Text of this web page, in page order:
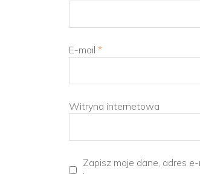
E-mail *
Witryna internetowa
Zapisz moje dane, adres